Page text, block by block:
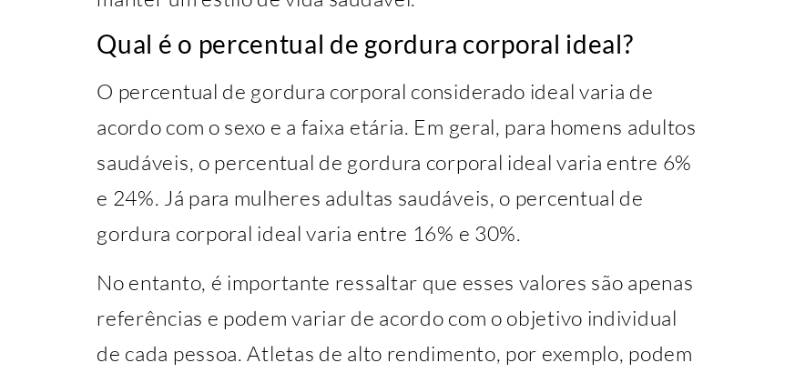
Qual é o percentual de gordura corporal ideal?
O percentual de gordura corporal considerado ideal varia de
acordo com o sexo e a faixa etária. Em geral, para homens adultos
saudáveis, o percentual de gordura corporal ideal varia entre 6%
e 24%. Já para mulheres adultas saudáveis, o percentual de
gordura corporal ideal varia entre 16% e 30%.
No entanto, é importante ressaltar que esses valores são apenas
referências e podem variar de acordo com o objetivo individual
de cada pessoa. Atletas de alto rendimento, por exemplo, podem